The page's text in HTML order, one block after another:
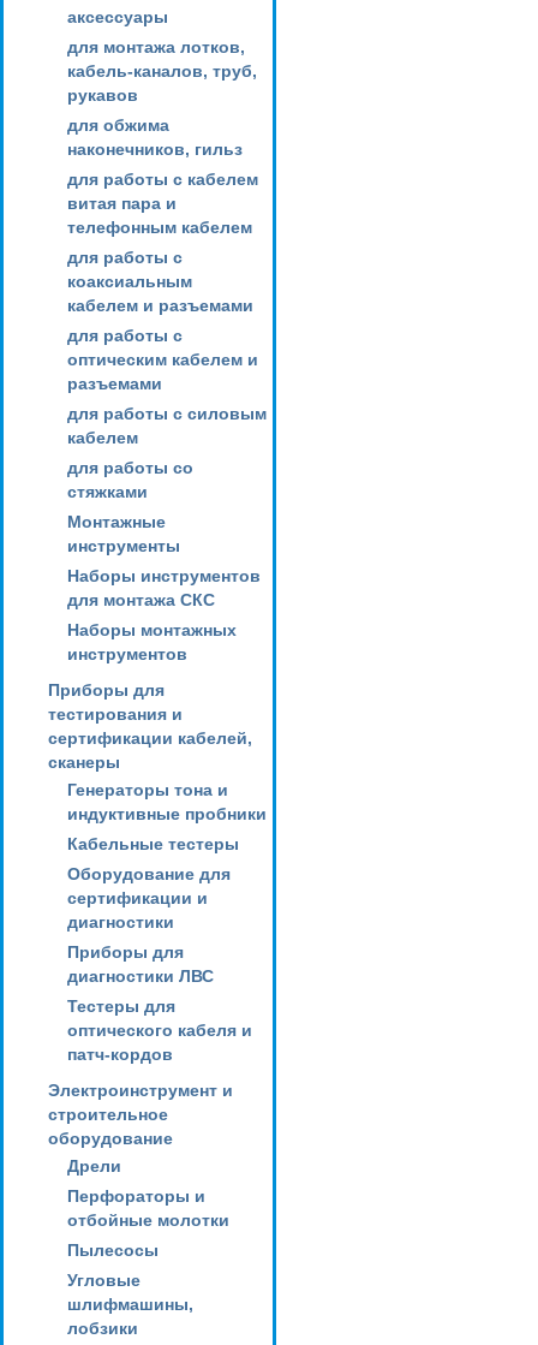
аксессуары
для монтажа лотков,
кабель-каналов, труб,
рукавов
для обжима
наконечников, гильз
для работы с кабелем
витая пара и
телефонным кабелем
для работы с
коаксиальным
кабелем и разъемами
для работы с
оптическим кабелем и
разъемами
для работы с силовым
кабелем
для работы со
стяжками
Монтажные
инструменты
Наборы инструментов
для монтажа СКС
Наборы монтажных
инструментов
Приборы для
тестирования и
сертификации кабелей,
сканеры
Генераторы тона и
индуктивные пробники
Кабельные тестеры
Оборудование для
сертификации и
диагностики
Приборы для
диагностики ЛВС
Тестеры для
оптического кабеля и
патч-кордов
Электроинструмент и
строительное
оборудование
Дрели
Перфораторы и
отбойные молотки
Пылесосы
Угловые
шлифмашины,
лобзики